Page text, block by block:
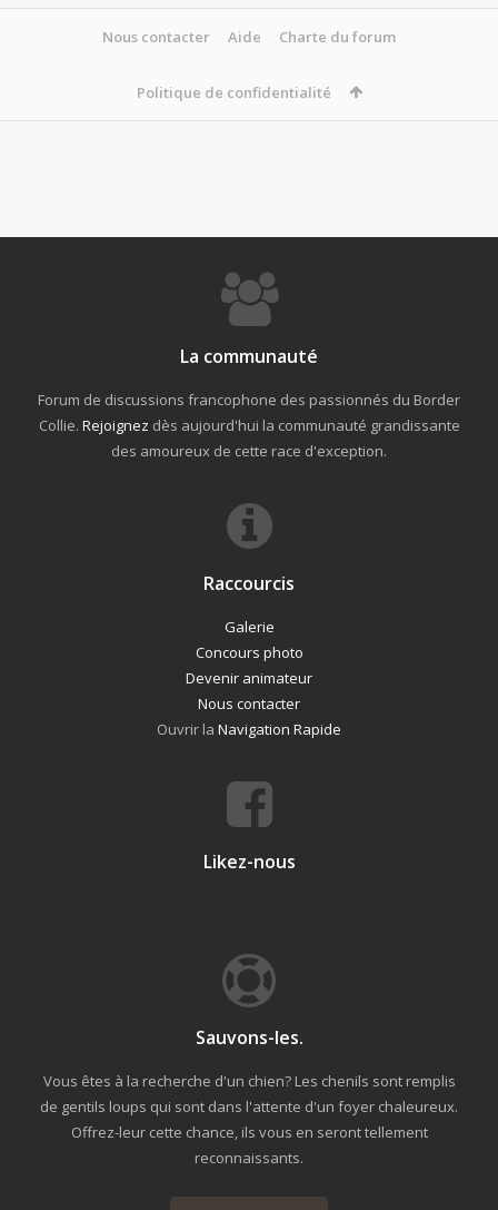
Nous contacter Aide Charte du forum
Politique de confidentialité
La communauté
Forum de discussions francophone des passionnés du Border
Collie. Rejoignez dès aujourd'hui la communauté grandissante
des amoureux de cette race d'exception.
Raccourcis
Galerie
Concours photo
Devenir animateur
Nous contacter
Ouvrir la Navigation Rapide
Likez-nous
Sauvons-les.
Vous êtes à la recherche d'un chien? Les chenils sont remplis
de gentils loups qui sont dans l'attente d'un foyer chaleureux.
Offrez-leur cette chance, ils vous en seront tellement
reconnaissants.